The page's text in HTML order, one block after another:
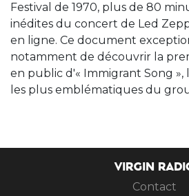
Festival de 1970, plus de 80
inédites du concert de Led
en ligne. Ce document
notamment de découvrir la
en public d'« Immigrant Song
les plus emblématiques du
VIRGIN
Contact